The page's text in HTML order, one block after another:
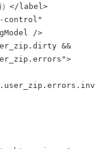
）</label>
control"
/>
&&